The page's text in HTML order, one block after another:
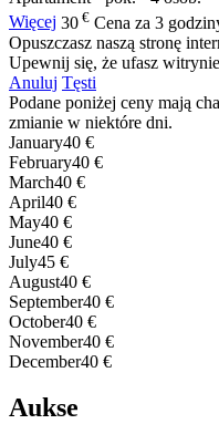
Więcej 30 € Cena za 3
Opuszczasz naszą stronę
Upewnij się, że ufasz
Anuluj Tęsti
Podane poniżej ceny mają
zmianie w niektóre dni.
January40 €
February40 €
March40 €
April40 €
May40 €
June40 €
July45 €
August40 €
September40 €
October40 €
November40 €
December40 €
Aukse